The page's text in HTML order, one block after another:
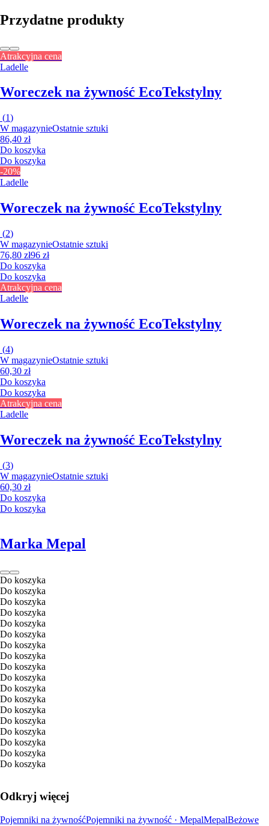
Przydatne produkty
Atrakcyjna cena
Ladelle
Woreczek na żywność EcoTekstylny
(1)
W magazynieOstatnie sztuki
86,40 zł
Do koszyka
Do koszyka
-20%
Ladelle
Woreczek na żywność EcoTekstylny
(2)
W magazynieOstatnie sztuki
76,80 zł96 zł
Do koszyka
Do koszyka
Atrakcyjna cena
Ladelle
Woreczek na żywność EcoTekstylny
(4)
W magazynieOstatnie sztuki
60,30 zł
Do koszyka
Do koszyka
Atrakcyjna cena
Ladelle
Woreczek na żywność EcoTekstylny
(3)
W magazynieOstatnie sztuki
60,30 zł
Do koszyka
Do koszyka
Marka Mepal
Do koszyka
Do koszyka
Do koszyka
Do koszyka
Do koszyka
Do koszyka
Do koszyka
Do koszyka
Do koszyka
Do koszyka
Do koszyka
Do koszyka
Do koszyka
Do koszyka
Do koszyka
Do koszyka
Do koszyka
Do koszyka
Odkryj więcej
Pojemniki na żywnośćPojemniki na żywność · MepalMepalBeżowe